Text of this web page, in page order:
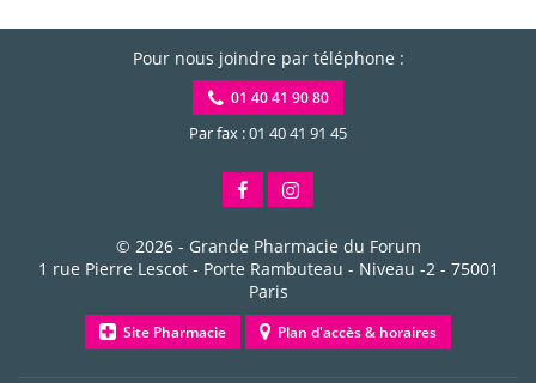
Pour nous joindre par téléphone :
01 40 41 90 80
Par fax : 01 40 41 91 45
© 2026 - Grande Pharmacie du Forum
1 rue Pierre Lescot - Porte Rambuteau - Niveau -2- 75001
Paris
Site Pharmacie Plan d'accès & horaires